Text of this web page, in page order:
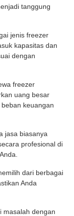
tanggung
jenis freezer
kapasitas dan
dengan
freezer
uang besar
keuangan
jasa biasanya
profesional di
dari berbagai
Anda
masalah dengan